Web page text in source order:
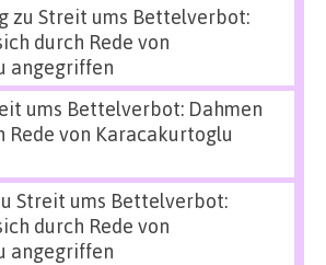
zu Streit ums Bettelverbot:
durch Rede von
angegriffen
ums Bettelverbot: Dahmen
Rede von Karacakurtoglu
Streit ums Bettelverbot:
durch Rede von
angegriffen